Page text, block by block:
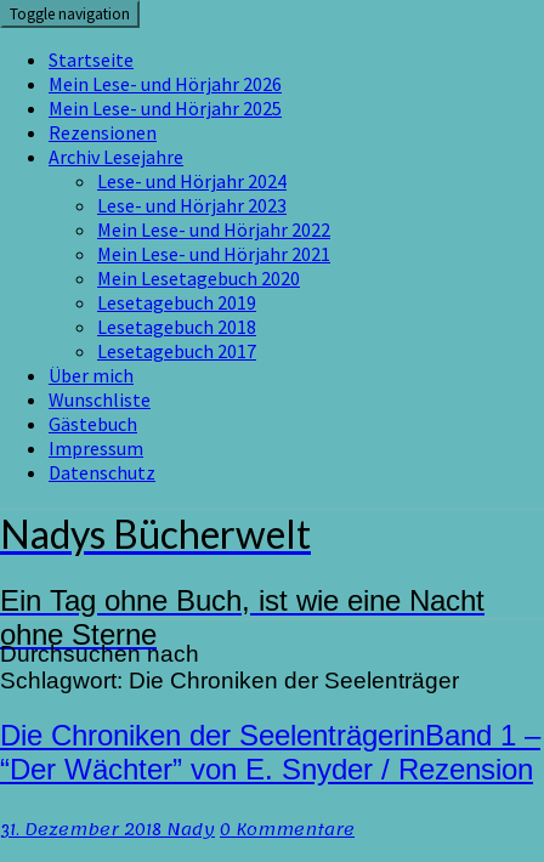
Skip
to
content
Toggle navigation
Startseite
Mein Lese- und Hörjahr 2026
Mein Lese- und Hörjahr 2025
Rezensionen
Archiv Lesejahre
Lese- und Hörjahr 2024
Lese- und Hörjahr 2023
Mein Lese- und Hörjahr 2022
Mein Lese- und Hörjahr 2021
Mein Lesetagebuch 2020
Lesetagebuch 2019
Lesetagebuch 2018
Lesetagebuch 2017
Über mich
Wunschliste
Gästebuch
Impressum
Datenschutz
Nadys Bücherwelt
Ein Tag ohne Buch, ist wie eine Nacht
ohne Sterne
Durchsuchen nach
Schlagwort: Die Chroniken der Seelenträger
Die
Chroniken
der
1
Die Chroniken der SeelenträgerinBand 1 –
“Der Wächter” von E. Snyder / Rezension
31. Dezember 2018NadyKommentare
0 Kommentare